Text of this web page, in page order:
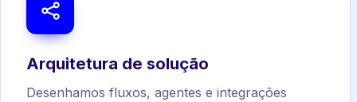
Arquitetura de solução
Desenhamos fluxos, agentes e integrações